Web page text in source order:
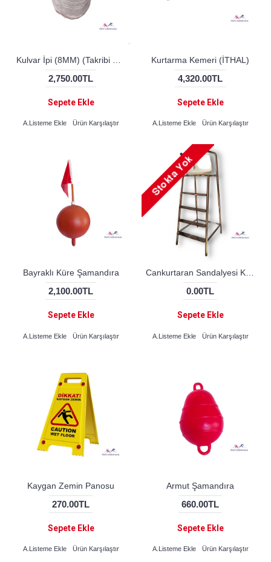
2,750.00TL
Sepete Ekle
A.Listeme Ekle Ürün Karşılaştır
Kurtarma Kemeri (İTHAL)
4,320.00TL
Sepete Ekle
A.Listeme Ekle Ürün Karşılaştır
Bayraklı Küre Şamandıra
2,100.00TL
Sepete Ekle
A.Listeme Ekle Ürün Karşılaştır
Cankurtaran Sandalyesi Krom (STANDART)
0.00TL
Sepete Ekle
A.Listeme Ekle Ürün Karşılaştır
Kaygan Zemin Panosu
270.00TL
Sepete Ekle
A.Listeme Ekle Ürün Karşılaştır
Armut Şamandıra
660.00TL
Sepete Ekle
A.Listeme Ekle Ürün Karşılaştır